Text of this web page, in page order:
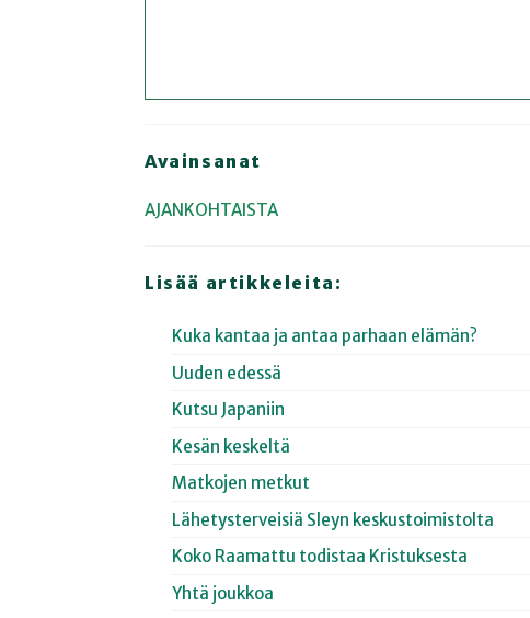
Avainsanat
AJANKOHTAISTA
Lisää artikkeleita:
Kuka kantaa ja antaa parhaan elämän?
Uuden edessä
Kutsu Japaniin
Kesän keskeltä
Matkojen metkut
Lähetysterveisiä Sleyn keskustoimistolta
Koko Raamattu todistaa Kristuksesta
Yhtä joukkoa